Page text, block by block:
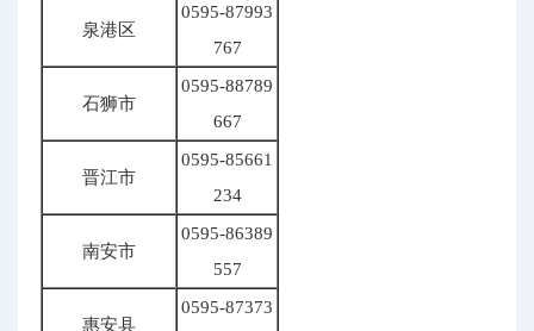
泉港区
0595-87993
767
石狮市
0595-88789
667
晋江市
0595-85661
234
南安市
0595-86389
557
惠安县
0595-87373